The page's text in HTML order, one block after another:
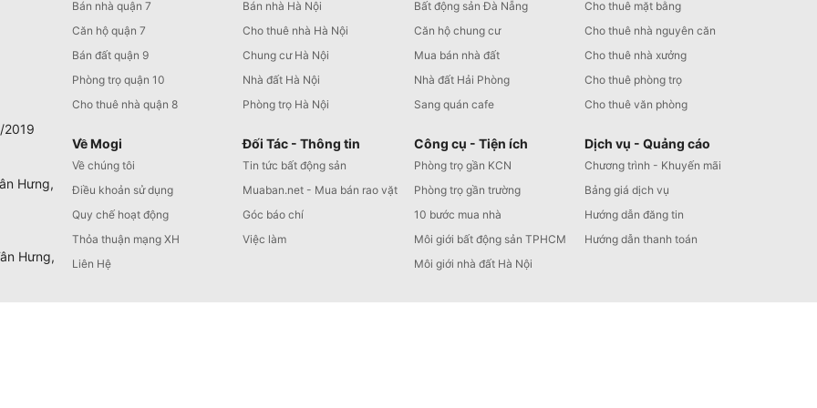
Bán nhà quận 7
Căn hộ quận 7
Bán đất quận 9
Phòng trọ quận 10
Cho thuê nhà quận 8
Bán nhà Hà Nội
Cho thuê nhà Hà Nội
Chung cư Hà Nội
Nhà đất Hà Nội
Phòng trọ Hà Nội
Bất động sản Đà Nẵng
Căn hộ chung cư
Mua bán nhà đất
Nhà đất Hải Phòng
Sang quán cafe
Cho thuê mặt bằng
Cho thuê nhà nguyên căn
Cho thuê nhà xưởng
Cho thuê phòng trọ
Cho thuê văn phòng
Về Mogi
Về chúng tôi
Điều khoản sử dụng
Quy chế hoạt động
Thỏa thuận mạng XH
Liên Hệ
Đối Tác - Thông tin
Tin tức bất động sản
Muaban.net - Mua bán rao vặt
Góc báo chí
Việc làm
Công cụ - Tiện ích
Phòng trọ gần KCN
Phòng trọ gần trường
10 bước mua nhà
Môi giới bất động sản TPHCM
Môi giới nhà đất Hà Nội
Dịch vụ - Quảng cáo
Chương trình - Khuyến mãi
Bảng giá dịch vụ
Hướng dẫn đăng tin
Hướng dẫn thanh toán
2019
Hưng,
Hưng,